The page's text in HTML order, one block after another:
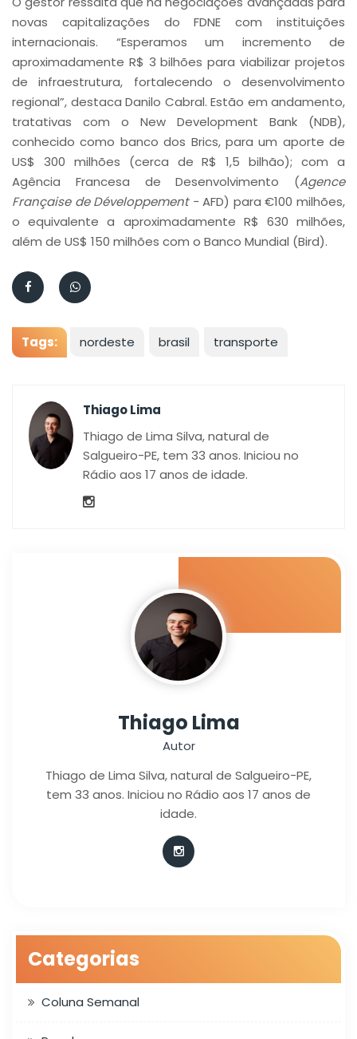
novas capitalizações do FDNE com instituições
internacionais. “Esperamos um incremento de
aproximadamente R$ 3 bilhões para viabilizar projetos
de infraestrutura, fortalecendo o desenvolvimento
regional”, destaca Danilo Cabral. Estão em andamento,
tratativas com o New Development Bank (NDB),
conhecido como banco dos Brics, para um aporte de
US$ 300 milhões (cerca de R$ 1,5 bilhão); com a
Agência Francesa de Desenvolvimento (Agence
Française de Développement -AFD) para €100 milhões,
o equivalente a aproximadamente R$ 630 milhões,
além de US$ 150 milhões com o Banco Mundial (Bird).
Tags: nordeste brasil transporte
Thiago Lima
Thiago de Lima Silva, natural de
Salgueiro-PE, tem 33 anos. Iniciou no
Rádio aos 17 anos de idade.
Thiago Lima
Autor
Thiago de Lima Silva, natural de Salgueiro-PE,
tem 33 anos. Iniciou no Rádio aos 17 anos de
idade.
Categorias
Coluna Semanal